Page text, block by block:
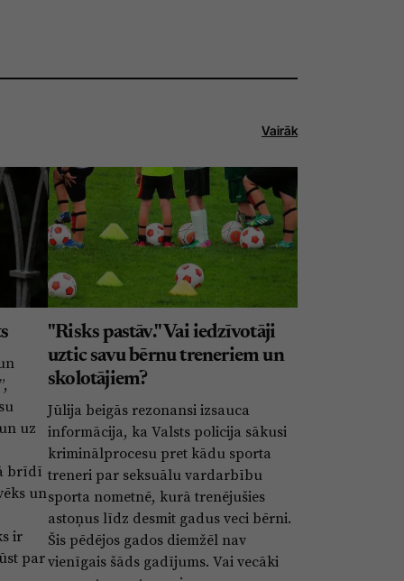
Vairāk
uz
brīdī
un
ir
par
"Risks pastāv." Vai iedzīvotāji
uztic savu bērnu treneriem un
skolotājiem?
Jūlija beigās rezonansi izsauca
informācija, ka Valsts policija sākusi
kriminālprocesu pret kādu sporta
treneri par seksuālu vardarbību
sporta nometnē, kurā trenējušies
astoņus līdz desmit gadus veci bērni.
Šis pēdējos gados diemžēl nav
vienīgais šāds gadījums. Vai vecāki